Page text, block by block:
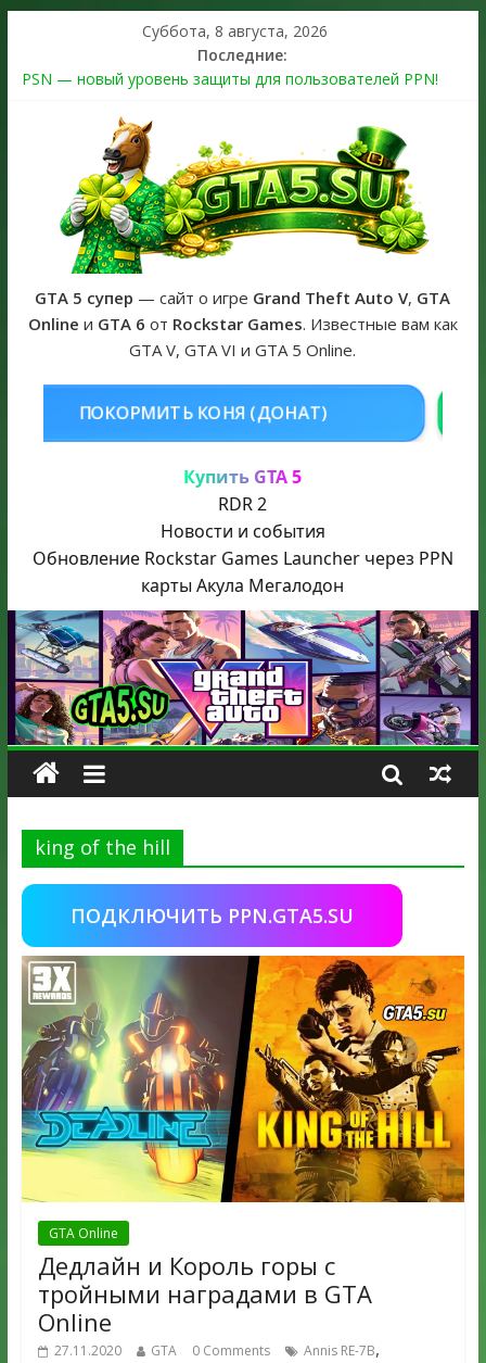
Суббота, 8 августа, 2026
Последние:
PSN — новый уровень защиты для пользователей PPN!
The Kortz Center Heist выйдет в GTA Online уже 14 июля
Регистрация в Rockstar Games Social Club ошибка #1.500.7:
как зарегистрировать аккаунт и войти без проблем в 2026
Получайте особые награды в GTA Online по программе
Fine Art Collector
GTA 6 официальная обложка игры и Предзаказ Grand Theft
Auto VI
GTA 5 супер — сайт о игре Grand Theft Auto V, GTA
Online и GTA 6 от Rockstar Games. Известные вам как
GTA V, GTA VI и GTA 5 Online.
(ДОНАТ) КУПИТЬ GTA 5
Купить GTA 5
RDR 2
Новости и события
Обновление Rockstar Games Launcher через PPN
карты Акула Мегалодон
king of the hill
ПОДКЛЮЧИТЬ PPN.GTA5.SU
GTA Online
Дедлайн и Король горы с
тройными наградами в GTA
Online
27.11.2020 GTA 0 Comments Annis RE-7B,